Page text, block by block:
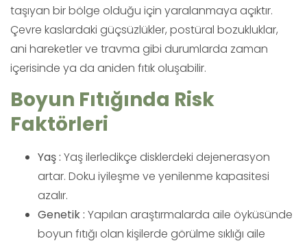
taşıyan bir bölge olduğu için yaralanmaya açıktır.
Çevre kaslardaki güçsüzlükler, postüral bozukluklar,
ani hareketler ve travma gibi durumlarda zaman
içerisinde ya da aniden fıtık oluşabilir.
Boyun Fıtığında Risk
Faktörleri
Yaş : Yaş ilerledikçe disklerdeki dejenerasyon
artar. Doku iyileşme ve yenilenme kapasitesi
azalır.
Genetik : Yapılan araştırmalarda aile öyküsünde
boyun fıtığı olan kişilerde görülme sıklığı aile